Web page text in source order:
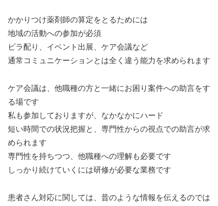
かかりつけ薬剤師の算定をとるためには
地域の活動への参加が必須
ビラ配り、イベント出展、ケア会議など
通常コミュニケーションとは全く違う能力を求められます
ケア会議は、他職種の方と一緒にお困り案件への助言をす
る場です
私も参加しておりますが、なかなかにハード
短い時間での状況把握と、専門性からの視点での助言が求
められます
専門性を持ちつつ、他職種への理解も必要です
しっかり続けていくには研修が必要な業務です
患者さん対応に関しては、昔のような情報を伝えるのでは